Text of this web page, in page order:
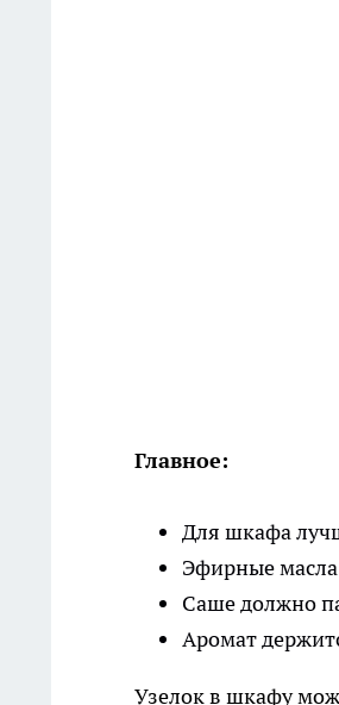
Главное:
Для шкафа
Эфирные масла
Саше должно
Аромат
Узелок в шкафу